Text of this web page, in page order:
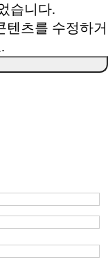
습니다.
텐츠를 수정하거